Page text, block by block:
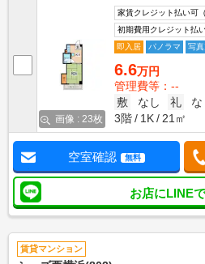
画像 : 23枚
家賃クレジット払い可
初期費用クレジット払
即入居
パノラマ 写
6.6万円
管理費等：--
敷
なし 礼
な
3階
1K 21㎡
空室確認 無料
お店にLINE
賃貸マンション